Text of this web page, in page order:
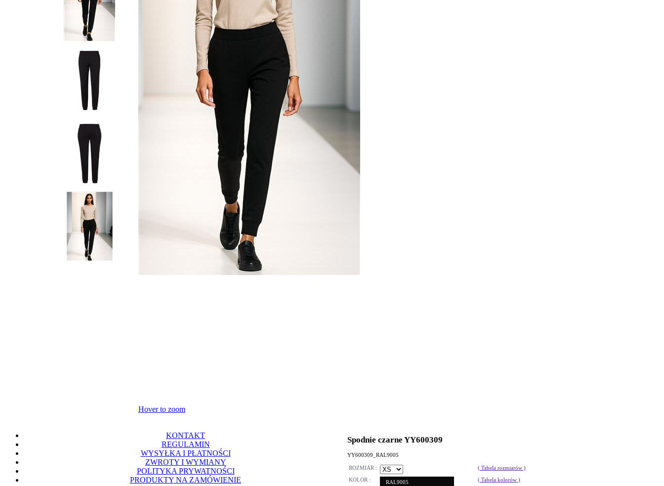
Hover to zoom
Spodnie czarne YY600309
YY600309_RAL9005
ROZMIAR :
( Tabela rozmiarów )
KOLOR :
RAL9005 ( Tabela kolorów )
KONTAKT
REGULAMIN
WYSYŁKA I PŁATNOŚCI
ZWROTY I WYMIANY
POLITYKA PRYWATNOŚCI
PRODUKTY NA ZAMÓWIENIE